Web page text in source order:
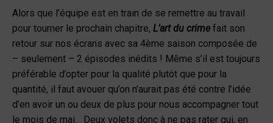
Alors que l’équipe est en train de se remettre au travail
pour tourner le prochain chapitre, L’art du crime fait son
retour sur nos écrans avec sa 4ème saison composée de
– seulement – 2 épisodes inédits ! Même s’il est toujours
préférable d’opter pour la qualité plutôt que pour la
quantité, il faut avouer qu’on n’aurait pas été contre l’idée
d’en avoir un ou deux de plus pour nous accompagner tout
le mois de mai… Deux volets donc à ne pas rater qui, en